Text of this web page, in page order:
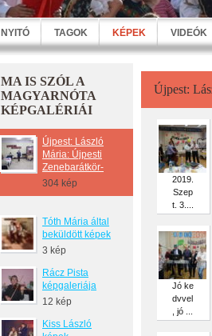
NYITÓ TAGOK KÉPEK VIDEÓK
MA IS SZÓL A
MAGYARNÓTA
KÉPGALÉRIÁI
Újpest: László
Mária: Újpesti
Zenebarátkör-
304 kép
Tóth Mária által
beküldött képek
3 kép
Rácz Pista
képgaleriája
12 kép
Kiss László
Újpest:
2019.
Szep
t. 3....
Jó ke
dvvel
, jó ...